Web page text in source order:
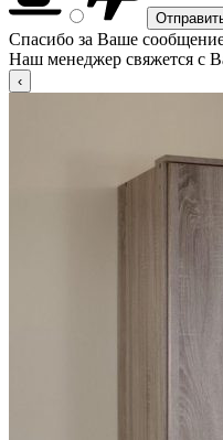
Спасибо за Ваше
Наш менеджер свяжется с